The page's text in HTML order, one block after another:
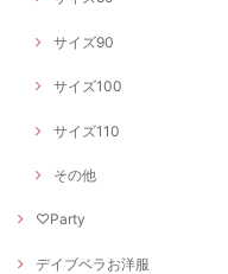
サイズ90
サイズ100
サイズ110
その他
♡Party
デイブベラお洋服